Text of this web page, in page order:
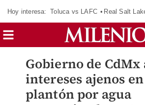
Hoy interesa: Toluca vs LAFC Real Salt
Gobierno de CdMx
intereses ajenos en
plantón por agua